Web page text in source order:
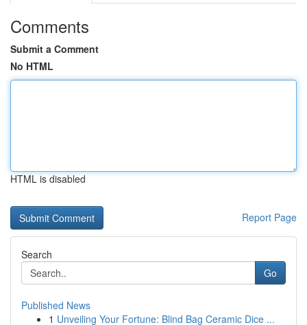
Comments
Submit a Comment
No HTML
HTML is disabled
Report Page
Search
Go
Published News
1 Unveiling Your Fortune: Blind Bag Ceramic Dice ...